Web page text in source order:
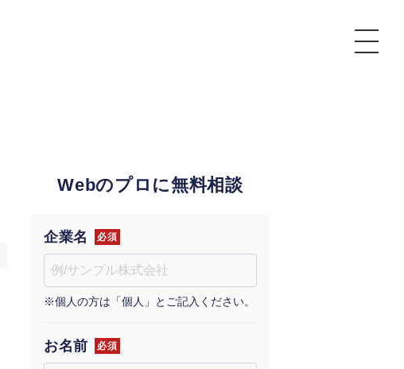
コンサルタント一覧
品質ガイドライン
社内コンペ
クレーム窓口
定額制営業代行『カリトルくん』
定額制採用代行・RPO『トルトルくん』
営業改善特化の動画制作『動画でカリトルくん』
定額LINE運用代行『LINEマキトルくん』
拡散付1日密着動画制作『まるごと社長』
1本無料で記事を制作『SEOトライアル』
定額制LP制作・改善『最強LP』
採用YouTubeチャンネル構築『トリトル』
道場TOP
動画編集
エンジニア
広告運用
Webのプロに無料相談
企業名 必須
※個人の方は「個人」とご記入ください。
お名前 必須